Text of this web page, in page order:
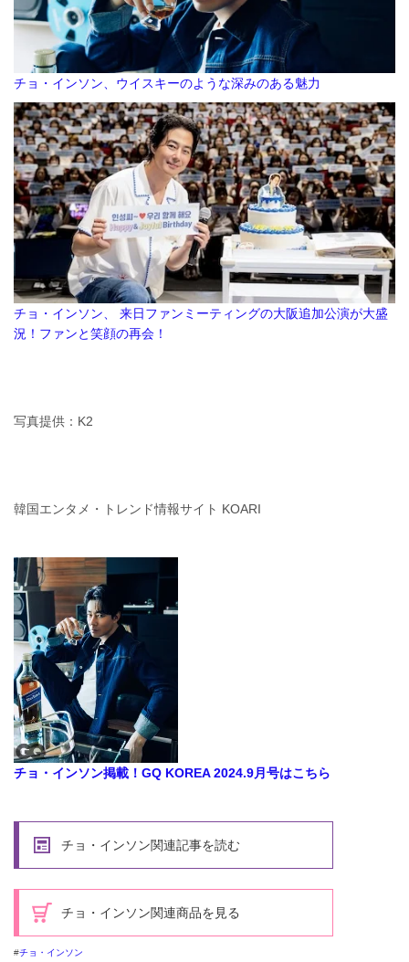
チョ・インソン、ウイスキーのような深みのある魅力
チョ・インソン、 来日ファンミーティングの大阪追加公演が大盛
況！ファンと笑顔の再会！
写真提供：K2
韓国エンタメ・トレンド情報サイト KOARI
チョ・インソン掲載！GQ KOREA 2024.9月号はこちら
チョ・インソン関連記事を読む
チョ・インソン関連商品を見る
チョ・インソン